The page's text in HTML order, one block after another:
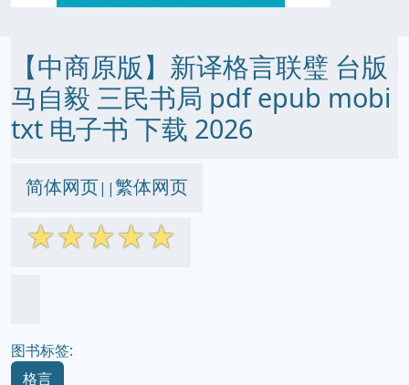
【中商原版】新译格言联璧 台版
马自毅 三民书局 pdf epub mobi
txt 电子书 下载 2026
简体网页||繁体网页
☆☆☆☆☆
图书标签:
格言